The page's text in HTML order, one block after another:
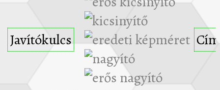
Javítókulcs